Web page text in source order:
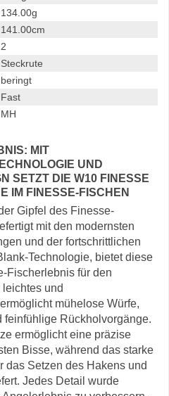
134.00g
141.00cm
2
Steckrute
beringt
Fast
MH
MIT
UND
SETZT DIE W10 FINESSE
FINESSE-FISCHEN
Gipfel des Finesse-
mit den modernsten
und der fortschrittlichen
Technologie, bietet diese
Fischerlebnis für den
und
mühelose Würfe,
feinfühlige Rückholvorgänge.
ermöglicht eine präzise
Bisse, während das starke
das Setzen des Hakens und
Jedes Detail wurde